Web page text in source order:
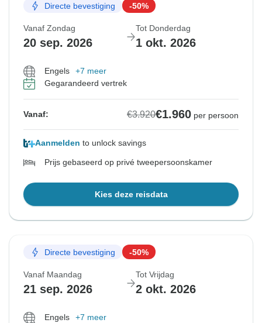
Directe bevestiging -50%
Vanaf Zondag
20 sep. 2026
Tot Donderdag
1 okt. 2026
Engels
+7 meer
Gegarandeerd vertrek
Vanaf: €3.920€1.960 per persoon
Aanmelden to unlock savings
Prijs gebaseerd op privé tweepersoonskamer
Kies deze reisdata
Directe bevestiging -50%
Vanaf Maandag
21 sep. 2026
Tot Vrijdag
2 okt. 2026
Engels
+7 meer